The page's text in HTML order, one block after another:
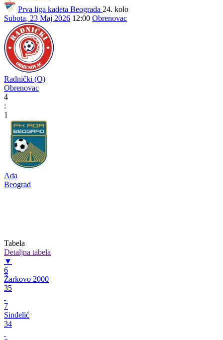
Prva liga kadeta Beograda 24. kolo
Subota, 23 Maj 2026 12:00 Obrenovac
Radnički (O)
Obrenovac
4
:
1
Ada
Beograd
Tabela
Detaljna tabela
▼
6
Žarkovo 2000
35
7
Sinđelić
34